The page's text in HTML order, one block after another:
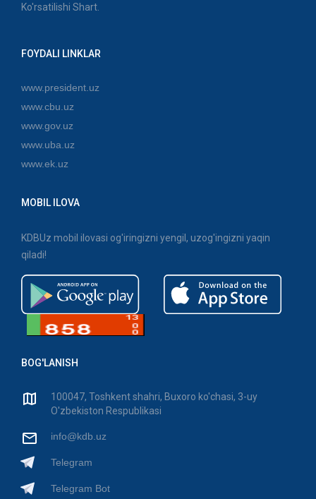
Ko'rsatilishi Shart.
FOYDALI LINKLAR
www.president.uz
www.cbu.uz
www.gov.uz
www.uba.uz
www.ek.uz
MOBIL ILOVA
KDBUz mobil ilovasi og'iringizni yengil, uzog'ingizni yaqin
qiladi!
BOG'LANISH
100047, Toshkent shahri, Buxoro ko'chasi, 3-uy
O'zbekiston Respublikasi
info@kdb.uz
Telegram
Telegram Bot